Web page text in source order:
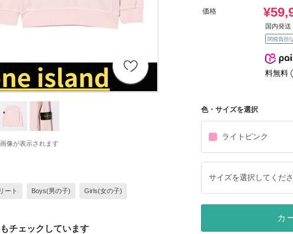
像が表示されます
ート Boys(男の子) Girls(女の子)
チェックしています
価格
国内発
関税負担な
料無料
色・サイズを選択
ライトピンク
サイズを選択してくだ
カ